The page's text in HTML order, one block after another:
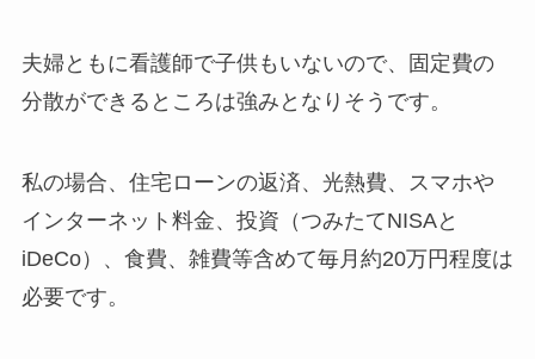
夫婦ともに看護師で子供もいないので、固定費の
分散ができるところは強みとなりそうです。
私の場合、住宅ローンの返済、光熱費、スマホや
インターネット料金、投資（つみたてNISAと
iDeCo）、食費、雑費等含めて毎月約20万円程度は
必要です。